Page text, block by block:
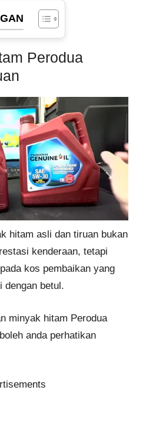
Perodua
hitam asli dan tiruan bukan
kenderaan, tetapi
kos pembaikan yang
dengan betul.
minyak hitam Perodua
anda perhatikan